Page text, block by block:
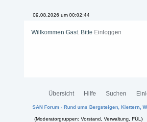
09.08.2026 um 00:02:45
Willkommen Gast. Bitte Einloggen
Übersicht Hilfe Suchen
SAN Forum › Rund ums Bergsteigen, Klettern,
(Moderatorgruppen: Vorstand, Verwaltung, FÜL)